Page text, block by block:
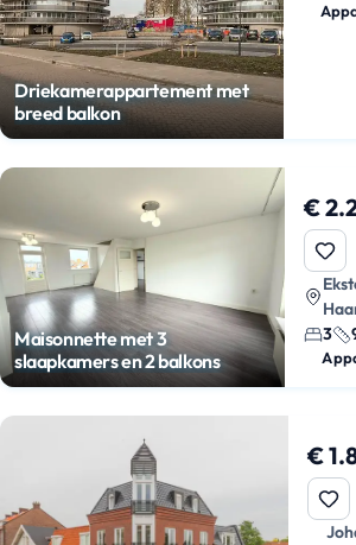
Driekamerappartement met
breed balkon
Maisonnette met 3
slaapkamers en 2 balkons
€
3
€